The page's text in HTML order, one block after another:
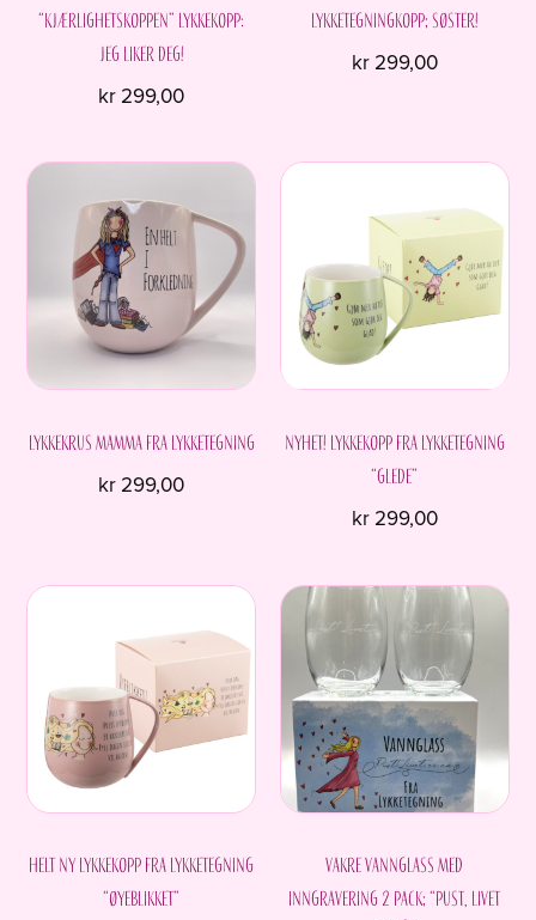
“Kjærlighetskoppen” Lykkekopp:
Jeg liker deg!
kr 299,00
Lykketegningkopp; Søster!
kr299,00
Lykkekrus MAMMA fra Lykketegning
kr 299,00
Nyhet! Lykkekopp fra Lykketegning
“Glede”
kr299,00
Helt ny Lykkekopp fra Lykketegning
“Øyeblikket”
Vakre vannglass med
inngravering 2 pack; “Pust, livet